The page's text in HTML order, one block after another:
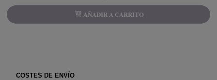
COSTES DE ENVÍO
AÑADIR A CARRITO